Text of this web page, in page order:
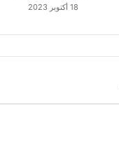
18 أكتوبر 2023